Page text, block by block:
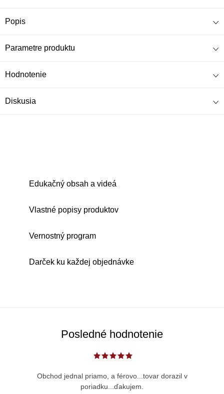
Popis
Parametre produktu
Hodnotenie
Diskusia
Edukačný obsah a videá
Vlastné popisy produktov
Vernostný program
Darček ku každej objednávke
Posledné hodnotenie
Obchod jednal priamo, a férovo...tovar dorazil v
poriadku...ďakujem.